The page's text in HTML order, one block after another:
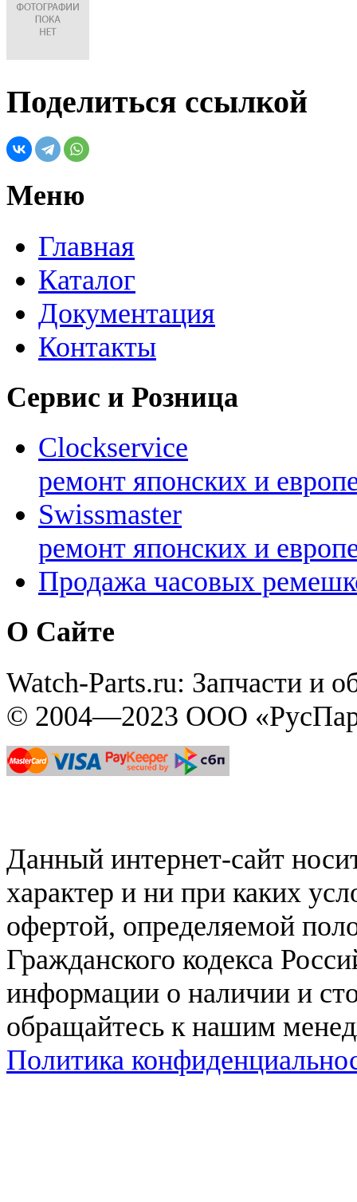
Поделиться ссылкой
Меню
Главная
Каталог
Документация
Контакты
Сервис и Розница
Clockservice
ремонт японских и
Swissmaster
ремонт японских и
Продажа часовых
О Сайте
Watch-Parts.ru: Запчасти и
© 2004—2023 ООО
Данный интернет-сайт
характер и ни при каких
офертой, определяемой
Гражданского кодекса
информации о наличии и
обращайтесь к нашим
Политика